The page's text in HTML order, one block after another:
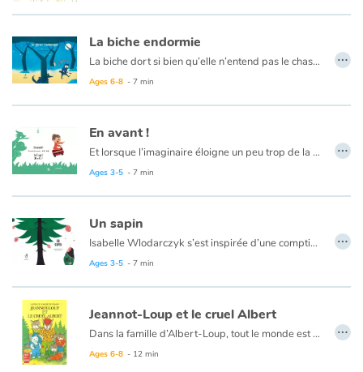
La biche endormie
La biche dort si bien qu’elle n’entend pas le chasseur arriver. Heureusement, la fille du chasseur a entendu la chanson de la biche endormie et elle marche sur les pas de son père.
Ages 6-8 - 7 min
…
En avant !
Et lorsque l’imaginaire éloigne un peu trop de la maison notre petit homme, pris à son propre jeu, que se passera-t-il ? L’aventure est au coin de la rue mais la forêt est immense et pleine de dangers…
Ages 3-5 - 7 min
…
Un sapin
Isabelle Wlodarczyk s’est inspirée d’une comptine pour nous livrer l’histoire de ce sapin, un sapin que chacun d’entre-nous fait roi le temps des fêtes de fin d’année.
Ages 3-5 - 7 min
…
Jeannot-Loup et le cruel Albert
Dans la famille d’Albert-Loup, tout le monde est cruel. Il faut sans cesse se muscler, s’aiguiser les crocs, chasser. Mais un jour naît le petit Jeannot-Loup. « Un loup blanc ? Pouah ! c’est salissant ! » pense le père. « Un loup aux yeux verts ? Pouah ! A quoi ça sert ? » pense la mère. En plus, ce petit loupiot-là n’est pas un méchant. Il aime les fleurs et les oreillers tout doux sur lesquels il fait si bon se reposer. Le cruel Albert va-t-il accepter un louveteau si délicat ?
Ages 6-8 - 12 min
…